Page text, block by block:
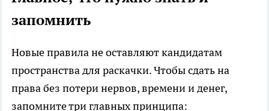
запомнить
Новые правила не оставляют кандидатам
пространства для раскачки. Чтобы сдать на
права без потери нервов, времени и денег,
запомните три главных принципа: